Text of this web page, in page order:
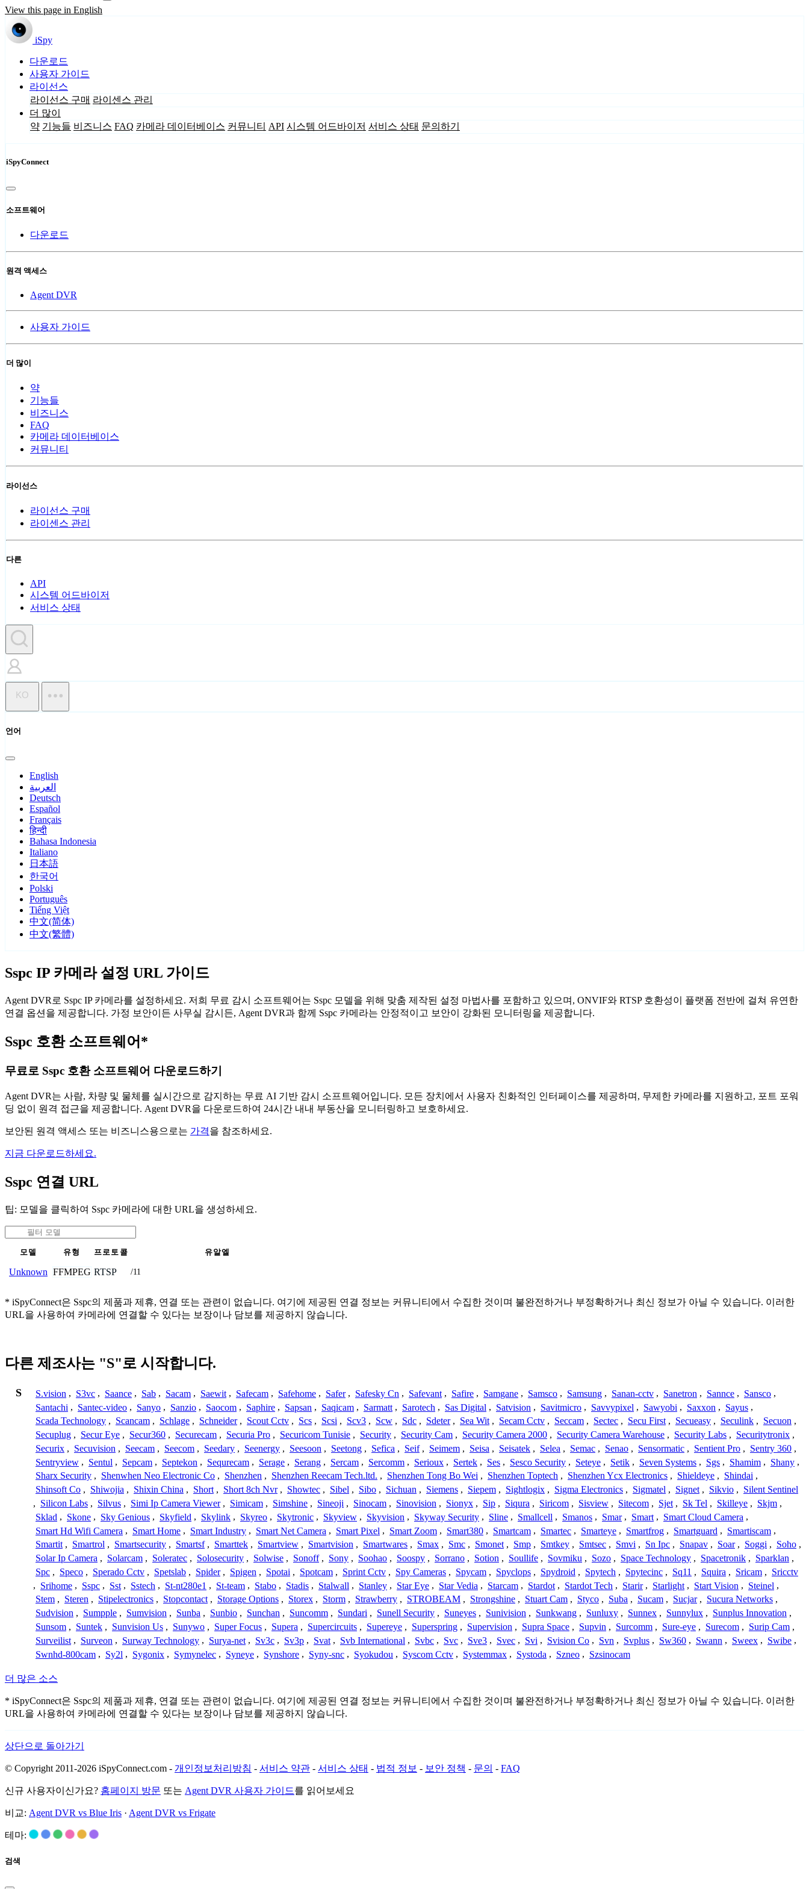
View this page in English
iSpy
다운로드
사용자 가이드
라이선스
라이선스 구매 라이센스 관리
더 많이
약 기능들 비즈니스 FAQ 카메라 데이터베이스 커뮤니티 API 시스템 어드바이저 서비스 상태 문의하기
iSpyConnect
소프트웨어
다운로드
원격 액세스
Agent DVR
사용자 가이드
더 많이
약
기능들
비즈니스
FAQ
카메라 데이터베이스
커뮤니티
라이선스
라이선스 구매
라이센스 관리
다른
API
시스템 어드바이저
서비스 상태
KO
언어
English
العربية
Deutsch
Español
Français
हिन्दी
Bahasa Indonesia
Italiano
日本語
한국어
Polski
Português
Tiếng Việt
中文(简体)
中文(繁體)
Sspc IP 카메라 설정 URL 가이드
Agent DVR로 Sspc IP 카메라를 설정하세요. 저희 무료 감시 소프트웨어는 Sspc 모델을 위해 맞춤 제작된 설정 마법사를 포함하고 있으며, ONVIF와 RTSP 호환성이 플랫폼 전반에 걸쳐 유연한
연결 옵션을 제공합니다. 가정 보안이든 사무실 감시든, Agent DVR과 함께 Sspc 카메라는 안정적이고 보안이 강화된 모니터링을 제공합니다.
Sspc 호환 소프트웨어*
무료로 Sspc 호환 소프트웨어 다운로드하기
Agent DVR는 사람, 차량 및 물체를 실시간으로 감지하는 무료 AI 기반 감시 소프트웨어입니다. 모든 장치에서 사용자 친화적인 인터페이스를 제공하며, 무제한 카메라를 지원하고, 포트 포워
딩 없이 원격 접근을 제공합니다. Agent DVR을 다운로드하여 24시간 내내 부동산을 모니터링하고 보호하세요.
보안된 원격 액세스 또는 비즈니스용으로는 가격을 참조하세요.
지금 다운로드하세요.
Sspc 연결 URL
팁: 모델을 클릭하여 Sspc 카메라에 대한 URL을 생성하세요.
모델 유형 프로토콜 유알엘
Unknown FFMPEG RTSP /11
* iSpyConnect은 Sspc의 제품과 제휴, 연결 또는 관련이 없습니다. 여기에 제공된 연결 정보는 커뮤니티에서 수집한 것이며 불완전하거나 부정확하거나 최신 정보가 아닐 수 있습니다. 이러한
URL을 사용하여 카메라에 연결할 수 있다는 보장이나 담보를 제공하지 않습니다.
다른 제조사는 "S"로 시작합니다.
S S.vision , S3vc , Saance , Sab , Sacam , Saewit , Safecam , Safehome , Safer , Safesky Cn , Safevant , Safire , Samgane , Samsco , Samsung , Sanan-cctv , Sanetron , Sannce , Sansco ,
Santachi , Santec-video , Sanyo , Sanzio , Saocom , Saphire , Sapsan , Saqicam , Sarmatt , Sarotech , Sas Digital , Satvision , Savitmicro , Savvypixel , Sawyobi , Saxxon , Sayus ,
Scada Technology , Scancam , Schlage , Schneider , Scout Cctv , Scs , Scsi , Scv3 , Scw , Sdc , Sdeter , Sea Wit , Secam Cctv , Seccam , Sectec , Secu First , Secueasy , Seculink , Secuon ,
Secuplug , Secur Eye , Secur360 , Securecam , Securia Pro , Securicom Tunisie , Security , Security Cam , Security Camera 2000 , Security Camera Warehouse , Security Labs , Securitytronix ,
Securix , Secuvision , Seecam , Seecom , Seedary , Seenergy , Seesoon , Seetong , Sefica , Seif , Seimem , Seisa , Seisatek , Selea , Semac , Senao , Sensormatic , Sentient Pro , Sentry 360 ,
Sentryview , Sentul , Sepcam , Septekon , Sequrecam , Serage , Serang , Sercam , Sercomm , Serioux , Sertek , Ses , Sesco Security , Seteye , Setik , Seven Systems , Sgs , Shamim , Shany ,
Sharx Security , Shenwhen Neo Electronic Co , Shenzhen , Shenzhen Reecam Tech.ltd. , Shenzhen Tong Bo Wei , Shenzhen Toptech , Shenzhen Ycx Electronics , Shieldeye , Shindai ,
Shinsoft Co , Shiwojia , Shixin China , Short , Short 8ch Nvr , Showtec , Sibel , Sibo , Sichuan , Siemens , Siepem , Sightlogix , Sigma Electronics , Sigmatel , Signet , Sikvio , Silent Sentinel
, Silicon Labs , Silvus , Simi Ip Camera Viewer , Simicam , Simshine , Sineoji , Sinocam , Sinovision , Sionyx , Sip , Siqura , Siricom , Sisview , Sitecom , Sjet , Sk Tel , Skilleye , Skjm ,
Sklad , Skone , Sky Genious , Skyfield , Skylink , Skyreo , Skytronic , Skyview , Skyvision , Skyway Security , Sline , Smallcell , Smanos , Smar , Smart , Smart Cloud Camera ,
Smart Hd Wifi Camera , Smart Home , Smart Industry , Smart Net Camera , Smart Pixel , Smart Zoom , Smart380 , Smartcam , Smartec , Smarteye , Smartfrog , Smartguard , Smartiscam ,
Smartit , Smartrol , Smartsecurity , Smartsf , Smarttek , Smartview , Smartvision , Smartwares , Smax , Smc , Smonet , Smp , Smtkey , Smtsec , Smvi , Sn Ipc , Snapav , Soar , Soggi , Soho ,
Solar Ip Camera , Solarcam , Soleratec , Solosecurity , Solwise , Sonoff , Sony , Soohao , Soospy , Sorrano , Sotion , Soullife , Sovmiku , Sozo , Space Technology , Spacetronik , Sparklan ,
Spc , Speco , Sperado Cctv , Spetslab , Spider , Spigen , Spotai , Spotcam , Sprint Cctv , Spy Cameras , Spycam , Spyclops , Spydroid , Spytech , Spytecinc , Sq11 , Squira , Sricam , Sricctv
, Srihome , Sspc , Sst , Sstech , St-nt280e1 , St-team , Stabo , Stadis , Stalwall , Stanley , Star Eye , Star Vedia , Starcam , Stardot , Stardot Tech , Starir , Starlight , Start Vision , Steinel ,
Stem , Steren , Stipelectronics , Stopcontact , Storage Options , Storex , Storm , Strawberry , STROBEAM , Strongshine , Stuart Cam , Styco , Suba , Sucam , Sucjar , Sucura Networks ,
Sudvision , Sumpple , Sumvision , Sunba , Sunbio , Sunchan , Suncomm , Sundari , Sunell Security , Suneyes , Sunivision , Sunkwang , Sunluxy , Sunnex , Sunnylux , Sunplus Innovation ,
Sunsom , Suntek , Sunvision Us , Sunywo , Super Focus , Supera , Supercircuits , Supereye , Superspring , Supervision , Supra Space , Supvin , Surcomm , Sure-eye , Surecom , Surip Cam ,
Surveilist , Surveon , Surway Technology , Surya-net , Sv3c , Sv3p , Svat , Svb International , Svbc , Svc , Sve3 , Svec , Svi , Svision Co , Svn , Svplus , Sw360 , Swann , Sweex , Swibe ,
Swnhd-800cam , Sy2l , Sygonix , Symynelec , Syneye , Synshore , Syny-snc , Syokudou , Syscom Cctv , Systemmax , Systoda , Szneo , Szsinocam
더 많은 소스
* iSpyConnect은 Sspc의 제품과 제휴, 연결 또는 관련이 없습니다. 여기에 제공된 연결 정보는 커뮤니티에서 수집한 것이며 불완전하거나 부정확하거나 최신 정보가 아닐 수 있습니다. 이러한
URL을 사용하여 카메라에 연결할 수 있다는 보장이나 담보를 제공하지 않습니다.
상단으로 돌아가기
© Copyright 2011-2026 iSpyConnect.com - 개인정보처리방침 - 서비스 약관 - 서비스 상태 - 법적 정보 - 보안 정책 - 문의 - FAQ
신규 사용자이신가요? 홈페이지 방문 또는 Agent DVR 사용자 가이드를 읽어보세요
비교: Agent DVR vs Blue Iris · Agent DVR vs Frigate
테마:
검색